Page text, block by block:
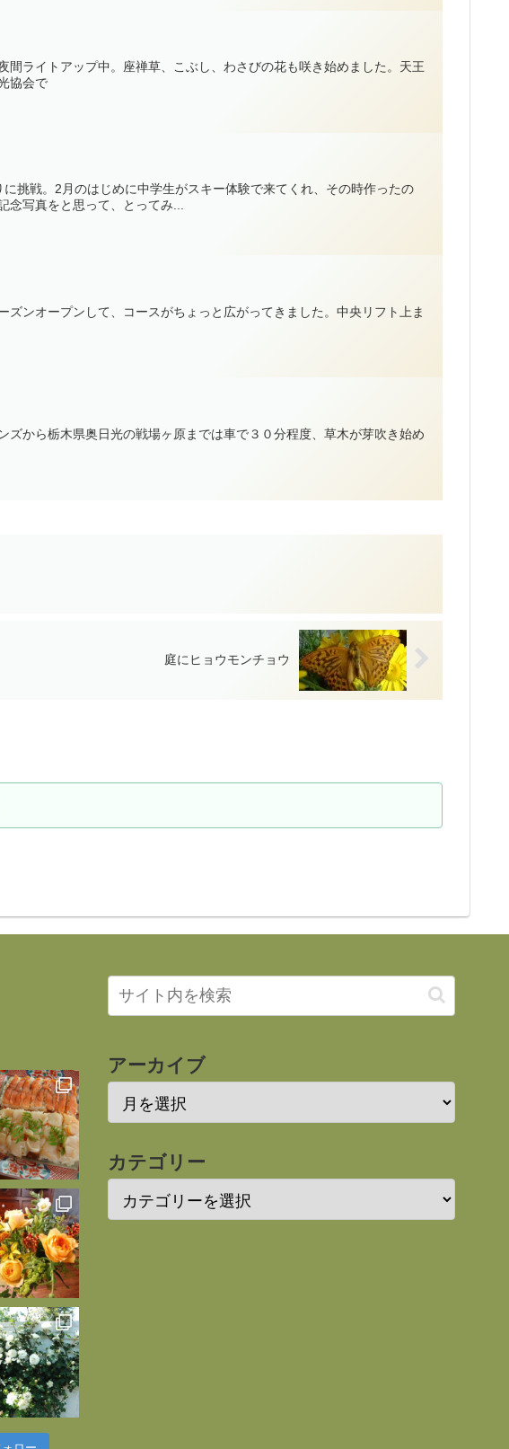
ライトアップ中。座禅草、こぶし、わさびの花も咲き始めました。天王
協会で
挑戦。2月のはじめに中学生がスキー体験で来てくれ、その時作ったの
念写真をと思って、とってみ...
ンオープンして、コースがちょっと広がってきました。中央リフト上ま
から栃木県奥日光の戦場ヶ原までは車で３０分程度、草木が芽吹き始め
庭にヒョウモンチョウ
アーカイブ
カテゴリー